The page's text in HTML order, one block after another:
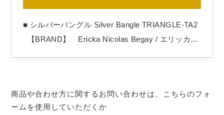
■ シルバーバングル Silver Bangle TRIANGLE-TA2
【BRAND】 Ericka Nicolas Begay / エリッカニ
シルバーの塊を溶かす工程からの手…
商品や合わせ方に関するお問い合わせは、こちらのフォ
ームを使用していただくか